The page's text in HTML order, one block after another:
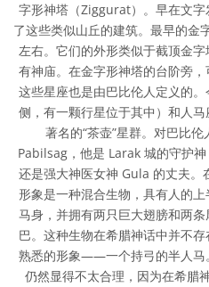
字形神塔（Ziggurat）。早在文
了这些类似山丘的建筑。最早的金
左右。它们的外形类似于截顶金
有神庙。在金字形神塔的台阶旁
这些星座也是由巴比伦人定义的
侧，有一颗行星位于其中）和人
著名的“茶壶”星群。对巴比
Pabilsag，他是 Larak 城的守护
还是强大神医女神 Gula 的丈夫
形象是一种混合生物，具有人的
马身，并拥有两只巨大翅膀和两
巴。这种生物在希腊神话中并不
熟悉的形象——一个持弓的半人马
仍然显得不太合理，因为在希腊